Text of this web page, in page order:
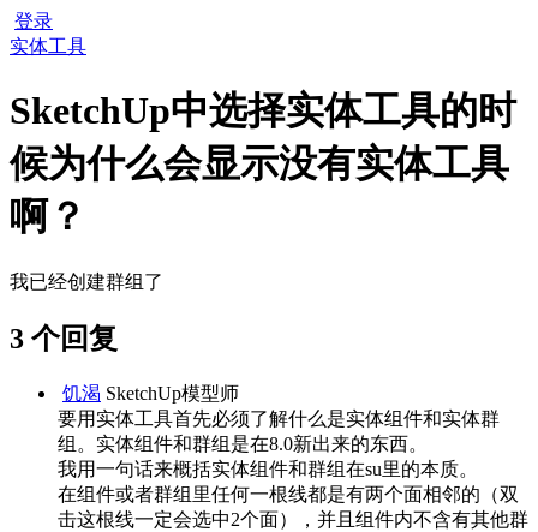
登录
实体工具
SketchUp中选择实体工具的时
候为什么会显示没有实体工具
啊？
我已经创建群组了
3 个回复
饥渴 SketchUp模型师
要用实体工具首先必须了解什么是实体组件和实体群
组。实体组件和群组是在8.0新出来的东西。
我用一句话来概括实体组件和群组在su里的本质。
在组件或者群组里任何一根线都是有两个面相邻的（双
击这根线一定会选中2个面），并且组件内不含有其他群